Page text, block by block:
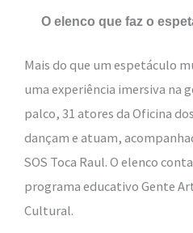
O elenco que faz o
Mais do que um espetáculo
uma experiência imersiva na
palco, 31 atores da Oficina
dançam e atuam,
SOS Toca Raul. O elenco
programa educativo Gente
Cultural.